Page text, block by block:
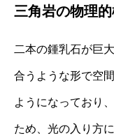
三角岩の物理
二本の鍾乳石が巨
合うような形で空
ようになっており
ため、光の入り方